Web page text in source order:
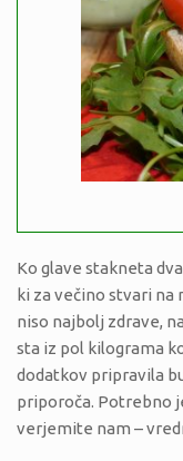
Ko glave stakneta
ki za večino stvari na
niso najbolj zdrave,
sta iz pol kilograma
dodatkov pripravila
priporoča. Potrebno
verjemite nam –